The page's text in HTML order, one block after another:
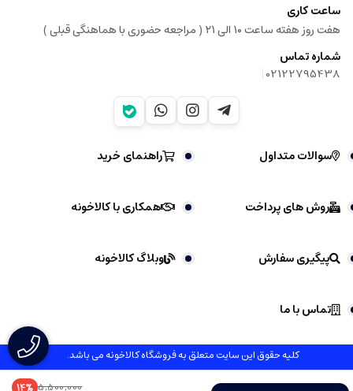
5,500,000
ساعت کاری
هفت روز هفته ساعت ۱۰ الی ۲۱ ( مراجعه حضوری با هماهنگی قبلی )
شماره تماس
02122795438
|
سوالات متداول راهنمای خرید
روش های پرداخت همکاری با کالاخونه
پیگیری سفارش وبلاگ کالاخونه
تماس با ما
کلیه حقوق این سایت متعلق به فروشگاه کالاخونه می باشد.